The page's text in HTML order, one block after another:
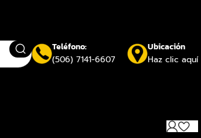
Teléfono:
(506) 7141-6607
Ubicación
Haz clic aquí